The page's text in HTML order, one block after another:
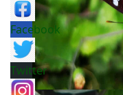
Facebook
Twitter